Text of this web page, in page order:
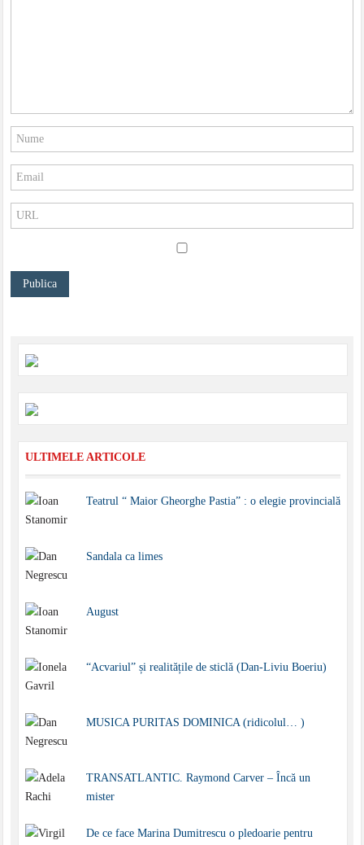
ULTIMELE ARTICOLE
Teatrul “ Maior Gheorghe Pastia” : o elegie provincială
Sandala ca limes
August
“Acvariul” și realitățile de sticlă (Dan-Liviu Boeriu)
MUSICA PURITAS DOMINICA (ridicolul… )
TRANSATLANTIC. Raymond Carver – Încă un
mister
De ce face Marina Dumitrescu o pledoarie pentru